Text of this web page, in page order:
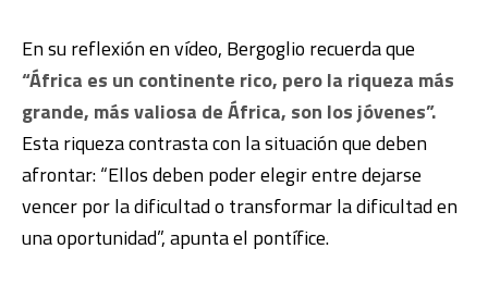
En su reflexión en vídeo, Bergoglio recuerda que
“África es un continente rico, pero la riqueza más
grande, más valiosa de África, son los jóvenes”.
Esta riqueza contrasta con la situación que deben
afrontar: “Ellos deben poder elegir entre dejarse
vencer por la dificultad o transformar la dificultad en
una oportunidad”, apunta el pontífice.